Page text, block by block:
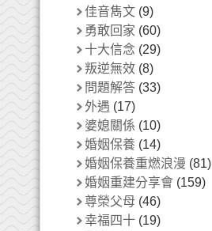
佳音雋文 (9)
勇敢回家 (60)
十大信念 (29)
叛逆無效 (8)
問題解答 (33)
外遇 (17)
婆媳關係 (10)
婚姻保養 (14)
婚姻保養重燃浪漫 (81)
婚姻重建分享會 (159)
尊榮父母 (46)
幸福四十 (19)